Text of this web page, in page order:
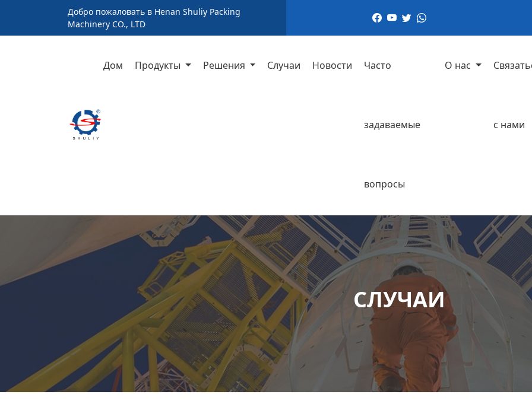
Добро пожаловать в Henan Shuliy Packing
Machinery CO., LTD
Дом Продукты Решения Случаи Новости Часто
задаваемые
вопросы
О нас
с нами
СЛУЧАИ